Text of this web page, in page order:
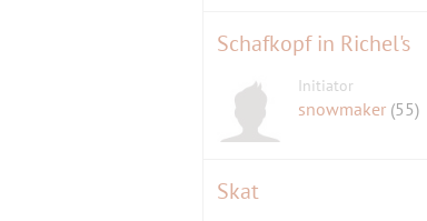
Schafkopf in Richel's
Initiator
snowmaker (55)
Skat